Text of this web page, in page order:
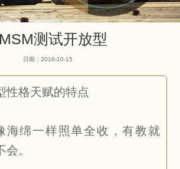
测试开放型
日期：2018-10-15
性格天赋的特点
海绵一样照单全收，有教就
。